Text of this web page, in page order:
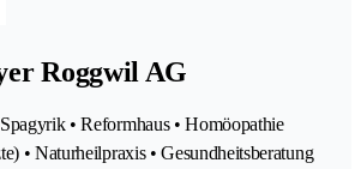
Roggwil AG
• Reformhaus • Homöopathie
• Naturheilpraxis • Gesundheitsberatung